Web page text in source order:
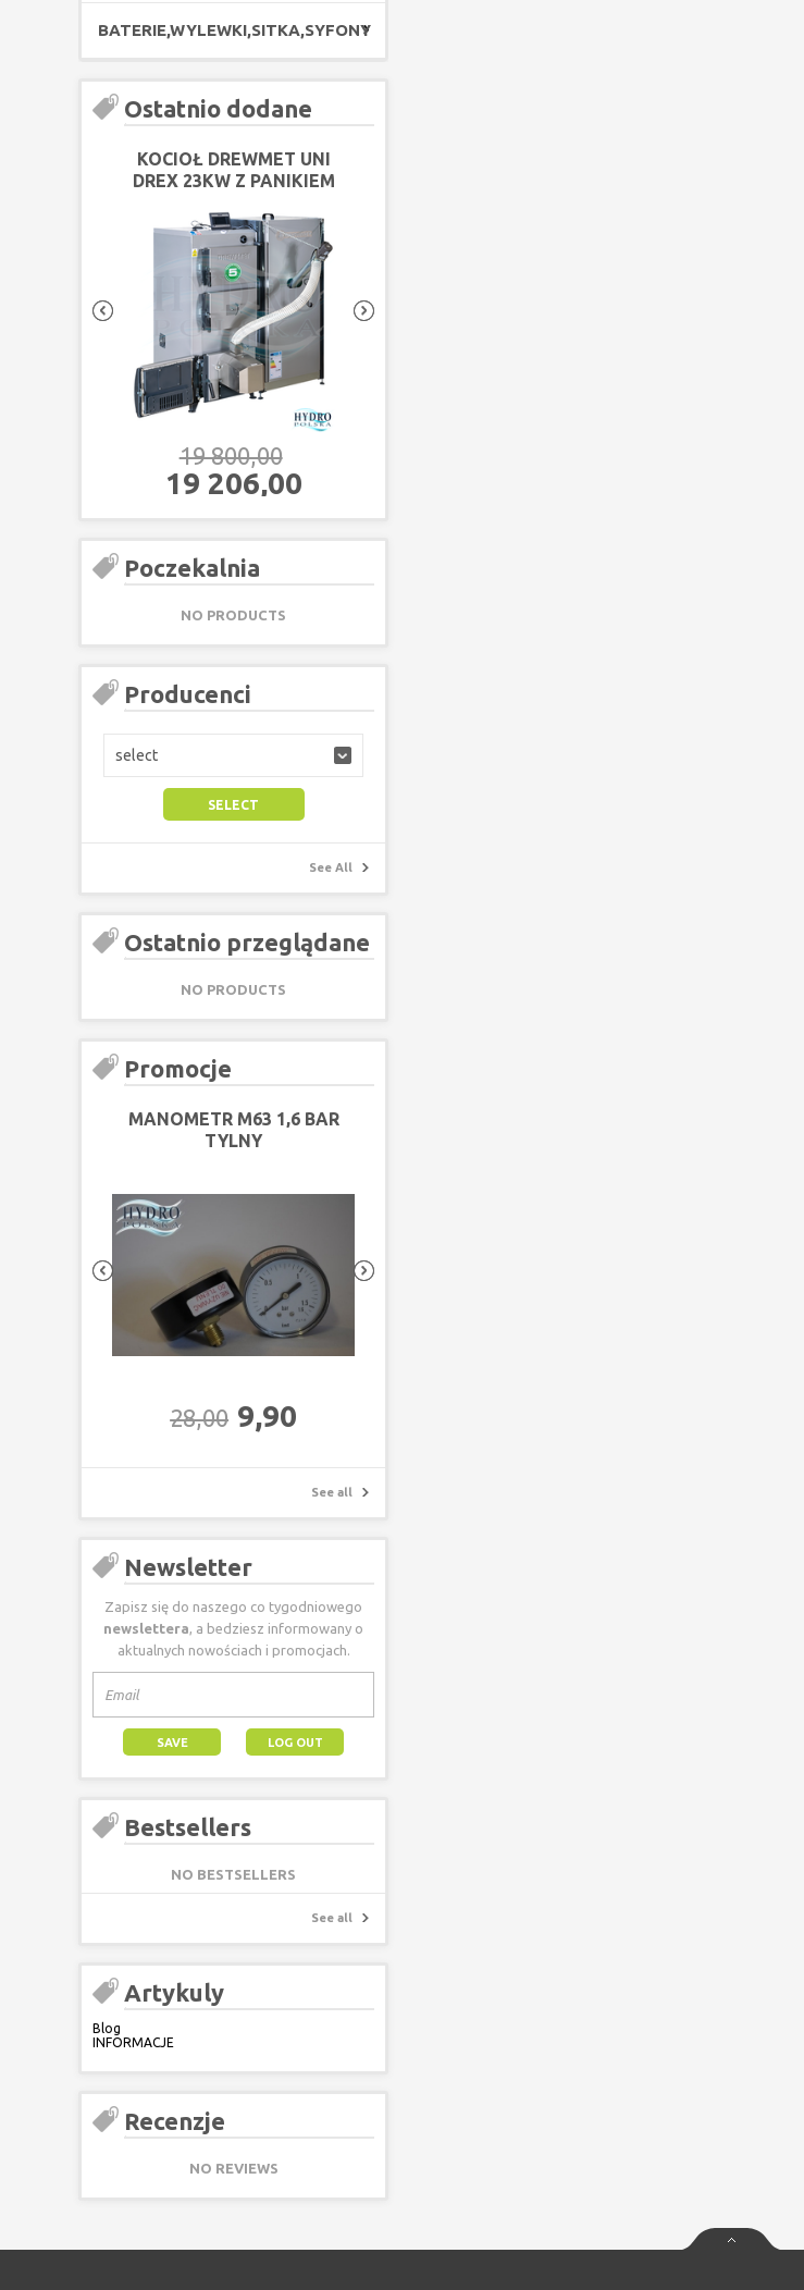
BATERIE,WYLEWKI,SITKA,SYFONY
Ostatnio dodane
KOCIOŁ DREWMET UNI
DREX 23KW Z PANIKIEM
19 800,00
19 206,00
Poczekalnia
NO PRODUCTS
Producenci
select
See All
Ostatnio przeglądane
NO PRODUCTS
Promocje
MANOMETR M63 1,6 BAR
TYLNY
28,00 9,90
See all
Newsletter
Zapisz się do naszego co tygodniowego
newslettera, a bedziesz informowany o
aktualnych nowościach i promocjach.
Bestsellers
NO BESTSELLERS
See all
Artykuly
Blog
INFORMACJE
Recenzje
NO REVIEWS